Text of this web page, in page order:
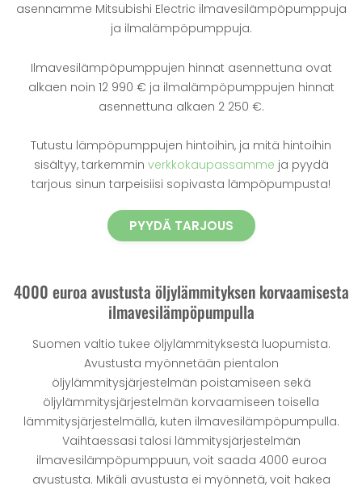
asennamme Mitsubishi Electric ilmavesilämpöpumppuja
ja ilmalämpöpumppuja.
Ilmavesilämpöpumppujen hinnat asennettuna ovat
alkaen noin 12 990 € ja ilmalämpöpumppujen hinnat
asennettuna alkaen 2 250 €.
Tutustu lämpöpumppujen hintoihin, ja mitä hintoihin
sisältyy, tarkemmin verkkokaupassamme ja pyydä
tarjous sinun tarpeisiisi sopivasta lämpöpumpusta!
PYYDÄ TARJOUS
4000 euroa avustusta öljylämmityksen korvaamisesta
ilmavesilämpöpumpulla
Suomen valtio tukee öljylämmityksestä luopumista.
Avustusta myönnetään pientalon
öljylämmitysjärjestelmän poistamiseen sekä
öljylämmitysjärjestelmän korvaamiseen toisella
lämmitysjärjestelmällä, kuten ilmavesilämpöpumpulla.
Vaihtaessasi talosi lämmitysjärjestelmän
ilmavesilämpöpumppuun, voit saada 4000 euroa
avustusta. Mikäli avustusta ei myönnetä, voit hakea